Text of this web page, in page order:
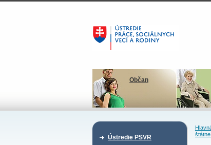
Občan
Ústredie PSVR